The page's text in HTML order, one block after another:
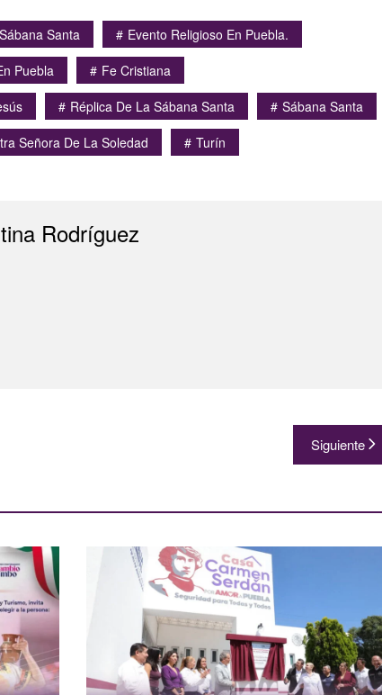
Santa
Evento Religioso En Puebla.
Puebla
Fe Cristiana
Réplica De La Sábana Santa
Sábana Santa
Señora De La Soledad Turín
Rodríguez
Siguiente